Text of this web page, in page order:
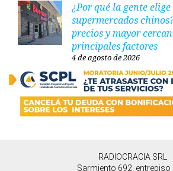
¿Por qué la gente
supermercados
precios y mayor
principales factores
4 de agosto de 2026
RADIOCRACIA SRL
Sarmiento 692, entrepiso